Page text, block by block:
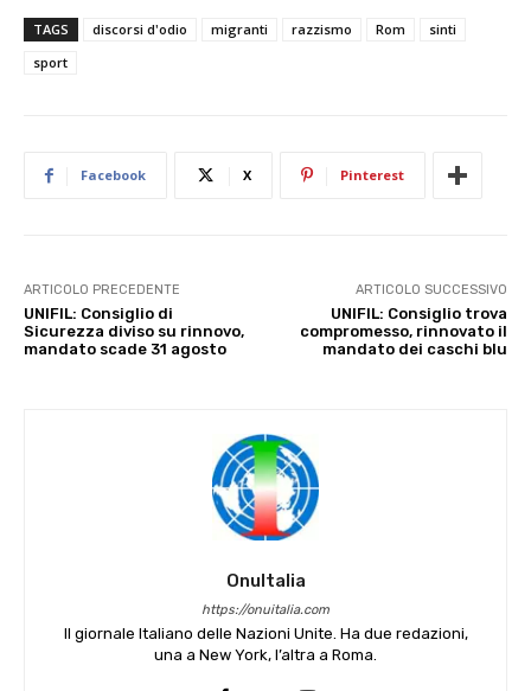
TAGS discorsi d'odio migranti razzismo Rom
sinti
sport
Facebook X Pinterest
ARTICOLO PRECEDENTE
UNIFIL: Consiglio di
Sicurezza diviso su rinnovo,
mandato scade 31 agosto
ARTICOLO SUCCESSIVO
UNIFIL: Consiglio trova
compromesso, rinnovato il
mandato dei caschi blu
OnuItalia
https://onuitalia.com
Il giornale Italiano delle Nazioni Unite. Ha due redazioni,
una a New York, l’altra a Roma.